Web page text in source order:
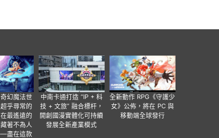
幻魔法世
乎尋常的
最遙遠的
著不為人
盡在這款
中南卡通打造 “IP + 科
技 + 文旅” 融合標杆，
開創國漫實體化可持續
發展全新產業模式
全新動作 RPG《守護少
女》公佈，將在 PC 與
移動端全球發行